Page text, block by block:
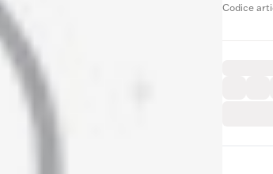
Codice